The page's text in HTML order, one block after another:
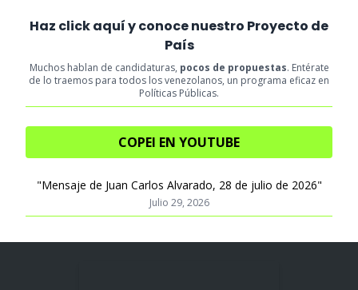
Haz click aquí y conoce nuestro Proyecto de
País
Muchos hablan de candidaturas, pocos de propuestas. Entérate
de lo traemos para todos los venezolanos, un programa eficaz en
Políticas Públicas.
COPEI EN YOUTUBE
"Mensaje de Juan Carlos Alvarado, 28 de julio de 2026"
Julio 29, 2026